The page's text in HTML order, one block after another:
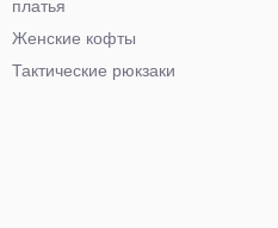
платья
Женские кофты
Тактические рюкзаки